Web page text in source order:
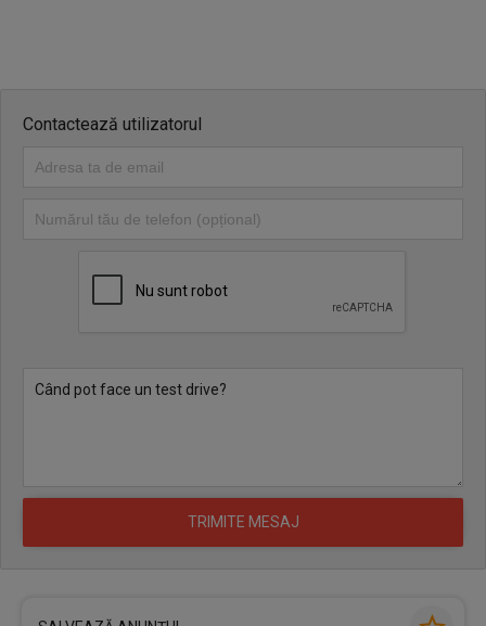
Contactează utilizatorul